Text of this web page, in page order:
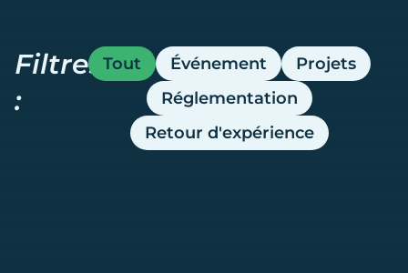
Filtres
:
Événement
Projets
Réglementation
Retour d'expérience
Tout